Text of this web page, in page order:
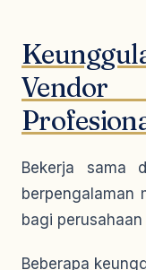
Vendor
Bekerja sama
berpengalaman
bagi
Beberapa